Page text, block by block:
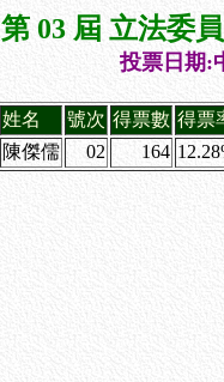
第 03 屆 立法委
投票日期:
姓名 號次 得票數 得票
陳傑儒 02 164